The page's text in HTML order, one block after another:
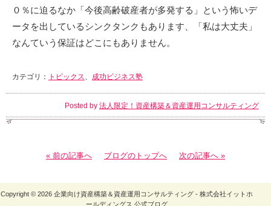
０％に迫るなか「今後高齢破産者が多発する」という怖いデ
ータを出しているシンクタンクもあります、「私は大丈夫」
なんていう保証はどこにもありません。
カテゴリ： トピックス、 成功ビジネス塾
Posted by 法人限定！資産構築＆資産運用コンサルティング
« 前の記事へ ブログのトップへ 次の記事へ »
Copyright © 2026 企業向け資産構築＆資産運用コンサルティング - 株式会社イットホ
ールディングス 公式ブログ